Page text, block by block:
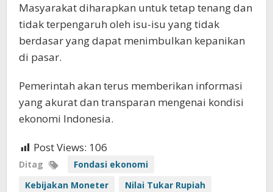
Masyarakat diharapkan untuk tetap tenang dan
tidak terpengaruh oleh isu-isu yang tidak
berdasar yang dapat menimbulkan kepanikan
di pasar.
Pemerintah akan terus memberikan informasi
yang akurat dan transparan mengenai kondisi
ekonomi Indonesia.
Post Views: 106
Ditag
Fondasi ekonomi
Kebijakan Moneter
Nilai Tukar Rupiah